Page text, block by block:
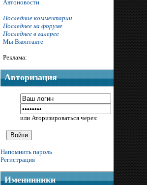
Автоновости
Последние комментарии
Последнее на форуме
Последнее в галерее
Мы Вконтакте
Реклама:
Авторизация
или Аторизироваться через:
Напомнить пароль
Регистрация
Именинники